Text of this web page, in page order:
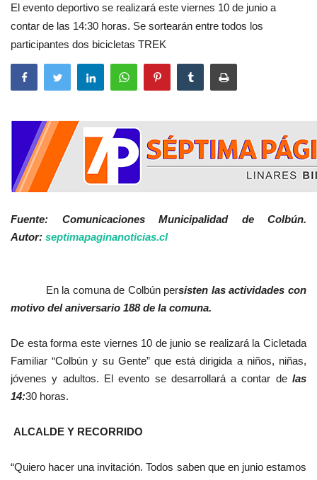
El evento deportivo se realizará este viernes 10 de junio a
contar de las 14:30 horas. Se sortearán entre todos los
participantes dos bicicletas TREK
Fuente: Comunicaciones Municipalidad de Colbún.
Autor: septimapaginanoticias.cl
En la comuna de Colbún persisten las actividades con
motivo del aniversario 188 de la comuna.
De esta forma este viernes 10 de junio se realizará la Cicletada
Familiar “Colbún y su Gente” que está dirigida a niños, niñas,
jóvenes y adultos. El evento se desarrollará a contar de las
14:30 horas.
ALCALDE Y RECORRIDO
“Quiero hacer una invitación. Todos saben que en junio estamos